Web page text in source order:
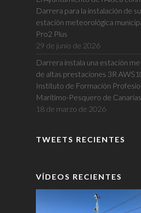
Darrera para la instalación de
estación meteorológica
Pro2 Plus
29 de junio de 2026
Darrera instala una estación
de altas prestaciones 3R
Instituto de Formación
Marítimo-Pesquero de Canarias
18 de marzo de 2026
TWEETS RECIENTES
VÍDEOS RECIENTES